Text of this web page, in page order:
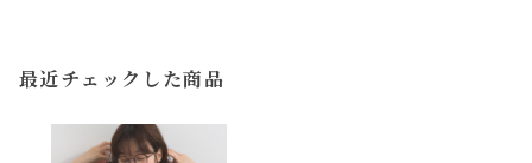
最近チェックした商品